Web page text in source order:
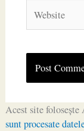
Acest site folosește
sunt procesate